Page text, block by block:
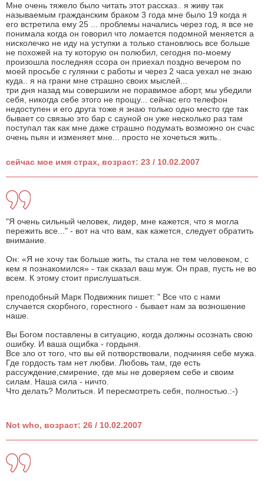
Мне очень тяжело было читать этот рассказ.. я живу так
называемым гражданским браком 3 года мне было 19 когда я
его встретила ему 25 ... проблемы начались через год, я все не
понимала когда он говорил что ломается подомной меняется а
нисколечко не иду на уступки а только становлюсь все больше
не похожей на ту которую он полюбил, сегодня по-моему
произошла последняя ссора он приехал поздно вечером по
моей просьбе с гулянки с работы и через 2 часа уехал не знаю
куда.. я на грани мне страшно своих мыслей...
три дня назад мы совершили не поравимое аборт, мы убедили
себя, никогда себе этого не прощу... сейчас его телефон
недоступен и его друга тоже я знаю только одно место где так
бывает со связью это бар с сауной он уже несколько раз там
поступал так как мне даже страшно подумать возможно он счас
очень пьян и изменяет мне... просто не хочеться жить..
сейчас мое имя страх, возраст: 23 / 10.02.2007
"Я очень сильный человек, лидер, мне кажется, что я могла
пережить все..." - вот на что вам, как кажется, следует обратить
внимание.
Он: «Я не хочу так больше жить, ты стала не тем человеком, с
кем я познакомился» - так сказал ваш муж. Он прав, пусть не во
всем. К этому стоит прислушаться.
преподобный Марк Подвижник пишет: " Все что с нами
случается скорбного, горестного - бывает нам за возношение
наше.
Вы Богом поставлены в ситуацию, когда должны осознать свою
ошибку. И ваша ощибка - гордыня.
Все зло от того, что вы ей потворствовали, подчиняя себе мужа.
Где гордость там нет любви. Любовь там, где есть
рассуждение,смирение, где мы не доверяем себе и своим
силам. Наша сила - ничто.
Что делать? Молиться. И пересмотреть себя, полностью.:-)
Not who, возраст: 26 / 10.02.2007